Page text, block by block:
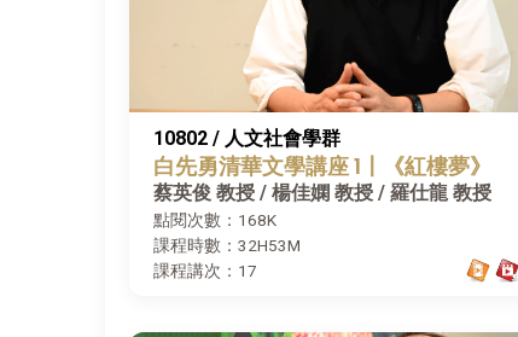
10802 / 人文社會學群
白先勇清華文學講座 1〡《紅樓夢》
蔡英俊 教授 / 楊佳嫻 教授 / 羅仕龍 教授
點閱次數：168K
課程時數：32H53M
課程講次：17